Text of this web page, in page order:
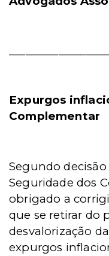
Expurgos
Complementar
Segundo
Seguridade dos
obrigado a
que se retirar do
desvalorização
expurgos